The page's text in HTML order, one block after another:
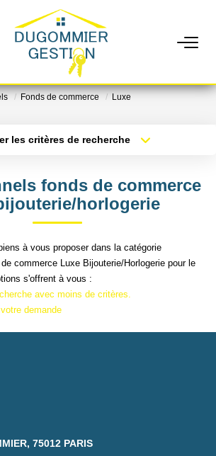
LOCATIONS
DE GESTIONNAIRE
L'AGENCE
CONTACT
Fonds de commerce
Luxe
les critères de recherche
Budget max
fonds de commerce
horlogerie
à vous proposer dans la catégorie
commerce Luxe Bijouterie/Horlogerie pour le
s'offrent à vous :
avec moins de critères.
demande
75012 PARIS